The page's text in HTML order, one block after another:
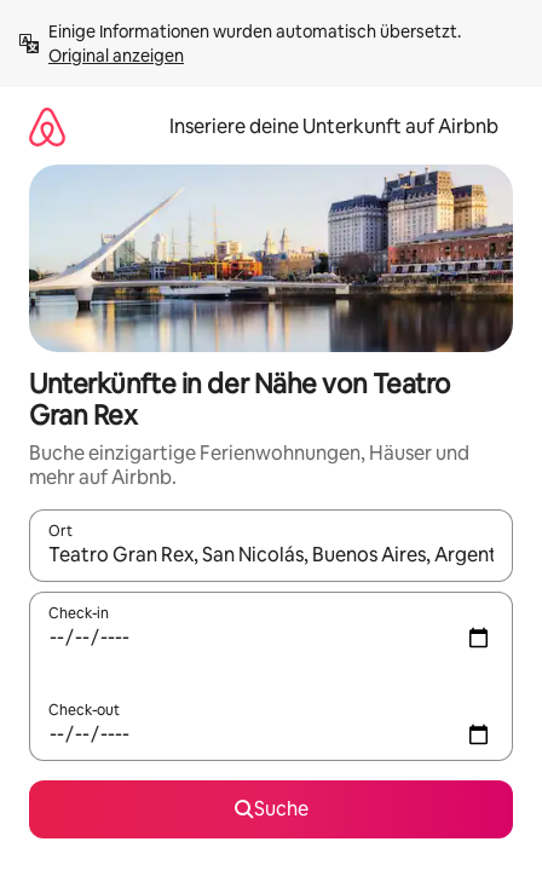
Inhalten
springenOriginal anzeigen
Inseriere deine Unterkunft auf Airbnb
Unterkünfte in der Nähe von Teatro
Gran Rex
Buche einzigartige Ferienwohnungen, Häuser und
mehr auf Airbnb.
Ort
Wenn Ergebnisse verfügbar sind, navigiere mit den
Check-in
Check-out
Suche